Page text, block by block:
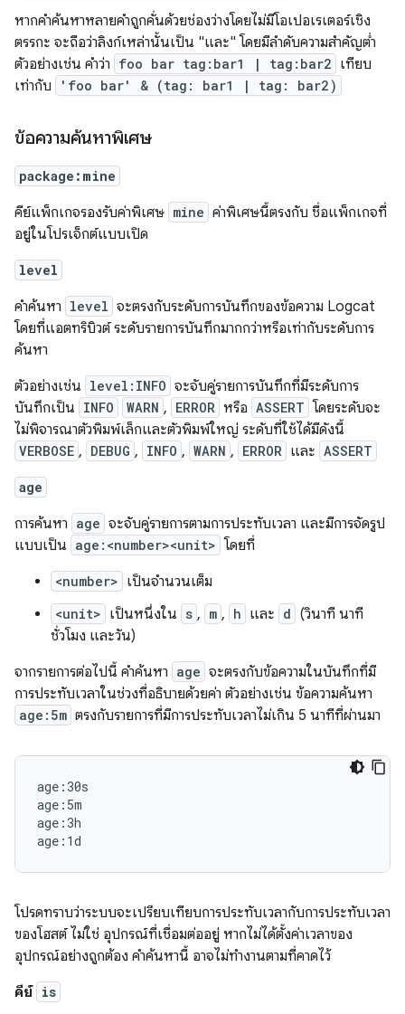
หากคำค้นหาหลายคำถูกคั่นด้วยช่องว่างโดยไม่มีโอเปอเรเตอร์เชิง
ตรรกะ จะถือว่าลิงก์เหล่านั้นเป็น "และ" โดยมีลำดับความสำคัญต่ำ
ตัวอย่างเช่น คำว่า foo bar tag:bar1 | tag:bar2 เทียบ
เท่ากับ
'foo bar' & (tag: bar1 | tag: bar2)
ข้อความค้นหาพิเศษ
package:mine
คีย์แพ็กเกจรองรับค่าพิเศษ mine ค่าพิเศษนี้ตรงกับ ชื่อแพ็กเกจที่
อยู่ในโปรเจ็กต์แบบเปิด
level
คำค้นหา level จะตรงกับระดับการบันทึกของข้อความ Logcat
โดยที่แอตทริบิวต์ ระดับรายการบันทึกมากกว่าหรือเท่ากับระดับการ
ค้นหา
ตัวอย่างเช่น level:INFO จะจับคู่รายการบันทึกที่มีระดับการ
บันทึกเป็น INFO WARN , ERROR หรือ ASSERT โดยระดับจะ
ไม่พิจารณาตัวพิมพ์เล็กและตัวพิมพ์ใหญ่ ระดับที่ใช้ได้มีดังนี้
VERBOSE , DEBUG , INFO , WARN , ERROR และ ASSERT
age
การค้นหา age จะจับคู่รายการตามการประทับเวลา และมีการจัดรูป
แบบเป็น age:<number><unit> โดยที่
<number> เป็นจำนวนเต็ม
<unit> เป็นหนึ่งใน s , m , h และ d (วินาที นาที
ชั่วโมง และวัน)
จากรายการต่อไปนี้ คำค้นหา age จะตรงกับข้อความในบันทึกที่มี
การประทับเวลาในช่วงที่อธิบายด้วยค่า ตัวอย่างเช่น ข้อความค้นหา
age:5m ตรงกับรายการที่มีการประทับเวลาไม่เกิน 5 นาทีที่ผ่านมา
age:30s
age:5m
age:3h
โปรดทราบว่าระบบจะเปรียบเทียบการประทับเวลากับการประทับเวลา
ของโฮสต์ ไม่ใช่ อุปกรณ์ที่เชื่อมต่ออยู่ หากไม่ได้ตั้งค่าเวลาของ
อุปกรณ์อย่างถูกต้อง คำค้นหานี้ อาจไม่ทำงานตามที่คาดไว้
คีย์ is